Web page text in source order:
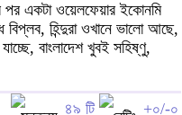
পর একটা ওয়েলফেয়ার ইকোনমি
বিপ্লব, হিন্দুরা ওখানে ভালো আছে,
বাংলাদেশ খুবই সহিষ্ণু,
৪৯ টি +০/-০